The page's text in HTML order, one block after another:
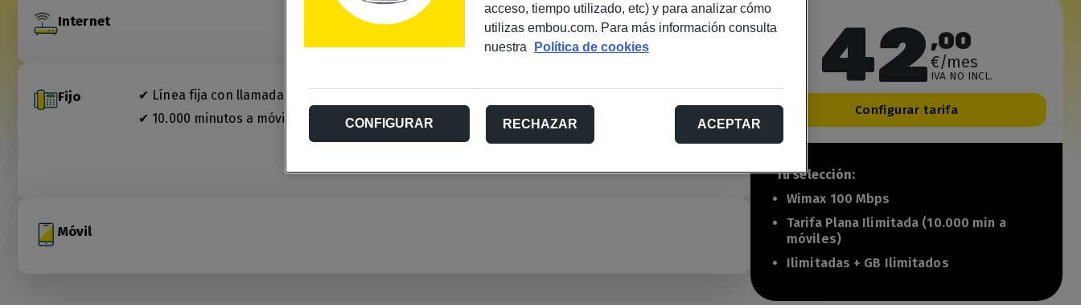
Internet
Fijo
✔ Línea fija con llamadas ilimitadas a fijos nacionales.
✔ 10.000 minutos a móviles nacionales.
Móvil
42,00
€/mes
IVA NO INCL.
Configurar tarifa
Tu selección:
Wimax 100 Mbps
Tarifa Plana Ilimitada (10.000 min a
móviles)
Ilimitadas + GB Ilimitados
acceso, tiempo utilizado, etc) y para analizar cómo
utilizas embou.com. Para más información consulta
nuestra
Política de cookies
RECHAZAR ACEPTAR
CONFIGURAR